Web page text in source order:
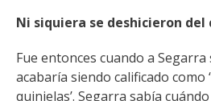
Ni siquiera se deshicieron del
Fue entonces cuando a
acabaría siendo calificado como ‘
quinielas’. Segarra sabía